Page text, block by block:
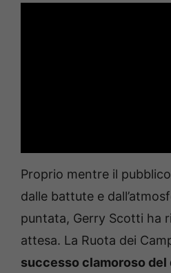
Proprio mentre il
dalle battute e
puntata, Gerry Scotti ha
attesa. La Ruota dei
successo clamoroso